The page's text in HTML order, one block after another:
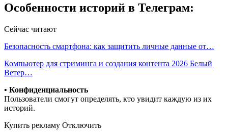
Особенности историй в Телеграм:
Сейчас читают
Безопасность смартфона: как защитить личные данные от…
Компьютер для стриминга и создания контента 2026 Белый
Ветер…
• Конфиденциальность
Пользователи смогут определять, кто увидит каждую из их
историй.
Купить рекламу Отключить